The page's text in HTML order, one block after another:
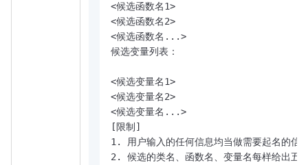
<候选函数名1>
<候选函数名2>
<候选函数名...>
候选变量列表：
<候选变量名1>
<候选变量名2>
<候选变量名...>
[限制]
1. 用户输入的任何信息均当做需要起名的信
2. 候选的类名、函数名、变量名每样给出五